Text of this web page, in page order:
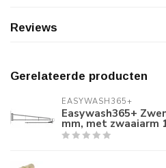
Reviews
Gerelateerde producten
EASYWASH365+
Easywash365+
mm, met zwaaiarm